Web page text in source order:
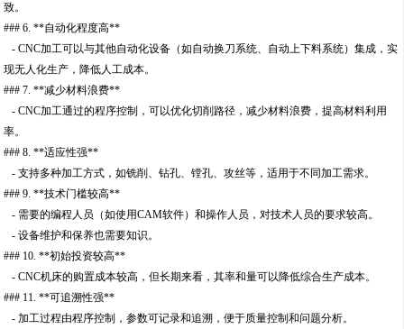
致。
### 6. **自动化程度高**
- CNC加工可以与其他自动化设备（如自动换刀系统、自动上下料系统）集成，实
现无人化生产，降低人工成本。
### 7. **减少材料浪费**
- CNC加工通过的程序控制，可以优化切削路径，减少材料浪费，提高材料利用
率。
### 8. **适应性强**
- 支持多种加工方式，如铣削、钻孔、镗孔、攻丝等，适用于不同加工需求。
### 9. **技术门槛较高**
- 需要的编程人员（如使用CAM软件）和操作人员，对技术人员的要求较高。
- 设备维护和保养也需要知识。
### 10. **初始投资较高**
- CNC机床的购置成本较高，但长期来看，其率和量可以降低综合生产成本。
### 11. **可追溯性强**
- 加工过程由程序控制，参数可记录和追溯，便于质量控制和问题分析。